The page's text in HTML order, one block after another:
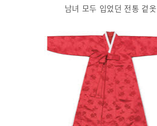
남녀 모두 입었던 전통 겉옷